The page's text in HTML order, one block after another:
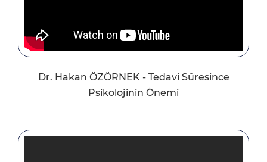
Dr. Hakan ÖZÖRNEK - Tedavi Süresince
Psikolojinin Önemi